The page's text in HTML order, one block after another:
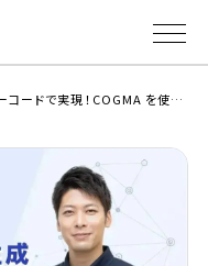
ノーコードで実現！COGMA を使った効率的なナレッジ生成と活用法